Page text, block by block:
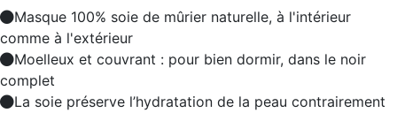
Masque 100% soie de mûrier naturelle, à l'intérieur
comme à l'extérieur
Moelleux et couvrant : pour bien dormir, dans le noir
complet
La soie préserve l’hydratation de la peau contrairement